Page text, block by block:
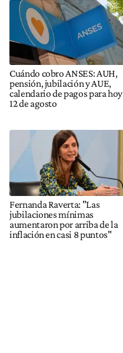
Cuándo cobro ANSES: AUH,
pensión, jubilación y AUE,
calendario de pagos para hoy
12 de agosto
Fernanda Raverta: "Las
jubilaciones mínimas
aumentaron por arriba de la
inflación en casi 8 puntos"